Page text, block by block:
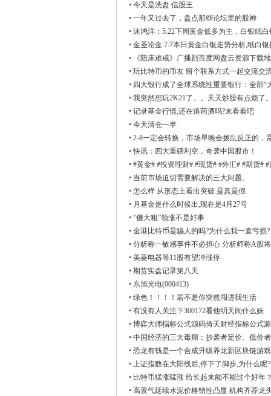
• 今天是洗盘 信股王
• 一年又过去了，盘点那些论坛里的股神
• 沐鸿洋：5.22下周黄金低多为主，白银纸
• 金圣论金:7.7本日黄金白银走势分析,纸白
•
《陪床难戒》广播剧百度网盘云资源下载
• 玩比特币的币友 留个联系方式一起交流交
• 四大银行成了全球系统性重要银行：全部“
• 我突然想玩2K21了。。天天炒股有点烦了
• 记录基金行情,还在追药酒吗?来看看吧
• 今天清仓一半
• 2-8一定会转换，市场早晚会拨乱反正的，
•快讯：四大重磅利空，奇袭中国股市！
• #黄金# #投资理财# #现货# #外汇# #期货#
• 当前市场迫切需要解决的三大问题。
• 怎么样 从形态上看出突破 是真是假
• 月基金是什么时候出,现在是4月27号
• “傻大粗”领涨不是好事
• 金港比特币是骗人的吗?为什么我一直亏损?
• 分析称一敏感事件不必担心 分析师称A股
• 美菱电器等11股有望冲涨停
• 期货实盘记录第八天
• 东旭光电(000413)
• 绿色！！！！若不是你突然闯进我生活
• 有没有人关注下300172看他明天闹什么妖
• 博弈大师指标公式源码倚天财经指标公式
• 中国经济的三大毒瘤：抄袭者定价、低价
• 恐龙有钱是一个合成升级养龙新区块链游
• 上证指数在大阳线后,停下了脚步,为什么呢?
• 比特币猛涨猛涨 给长起来能不能过个好年
• 高景气延续水泥价格韧性凸显 机构齐荐龙